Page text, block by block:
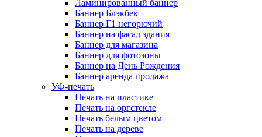
Ламинированный баннер
Баннер Блэкбек
Баннер Г1 негорючий
Баннер на фасад здания
Баннер для магазина
Баннер для фотозоны
Баннер на День Рождения
Баннер аренда продажа
УФ-печать
Печать на пластике
Печать на оргстекле
Печать белым цветом
Печать на дереве